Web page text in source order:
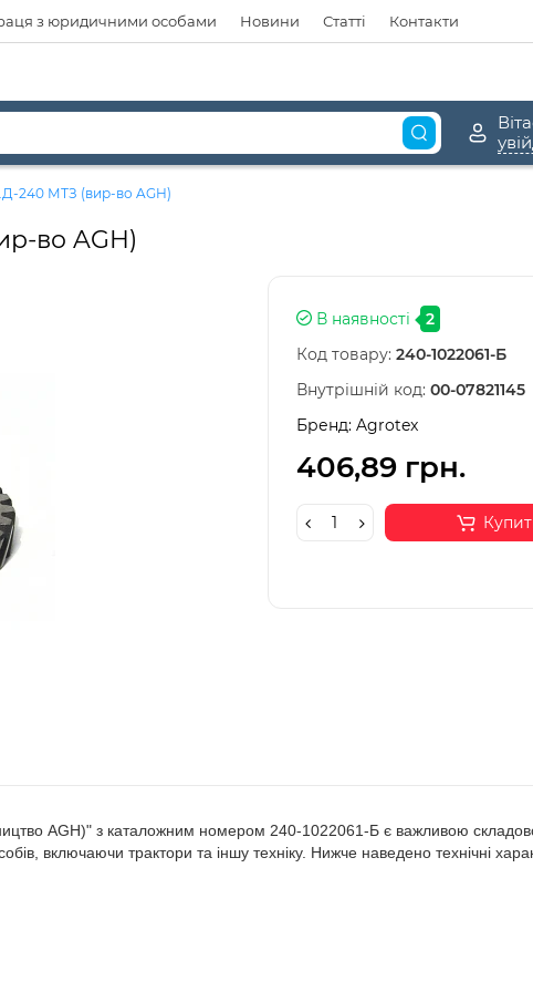
з юридичними особами Новини Статті Контакти
240 МТЗ (вир-во AGH)
во AGH)
В наявності 2
Код товару: 240-1022061-Б
Внутрішній код: 00-07821145
Бренд: Agrotex
406,89 грн.
AGH)" з каталожним номером 240-1022061-Б є важливою
включаючи трактори та іншу техніку. Нижче наведено технічні